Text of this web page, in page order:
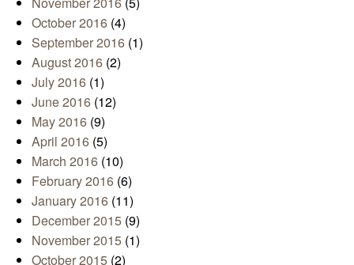
October 2016 (4)
September 2016 (1)
August 2016 (2)
July 2016 (1)
June 2016 (12)
May 2016 (9)
April 2016 (5)
March 2016 (10)
February 2016 (6)
January 2016 (11)
December 2015 (9)
November 2015 (1)
October 2015 (2)